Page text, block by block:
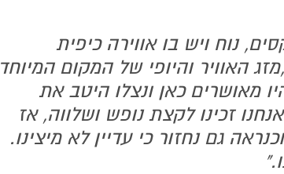
נוח ויש בו אווירה כיפית
האוויר והיופי של המקום המיוחד
מאושרים כאן ונצלו היטב את
זכינו לקצת נופש ושלווה, אז
גם נחזור כי עדיין לא מיצינו.